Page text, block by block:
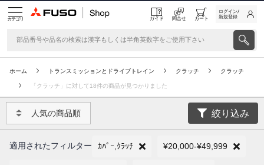
カテゴリ ガイド 問合せ カート
ログイン/
新規登録
ホーム トランスミッションとドライブトレイン クラッチ クラッチ
「クラッチ」に対して18件の商品が見つかりました
人気の商品順 絞り込み
適用されたフィルター ｶﾊﾞｰ,ｸﾗｯﾁ ¥20,000-¥49,999